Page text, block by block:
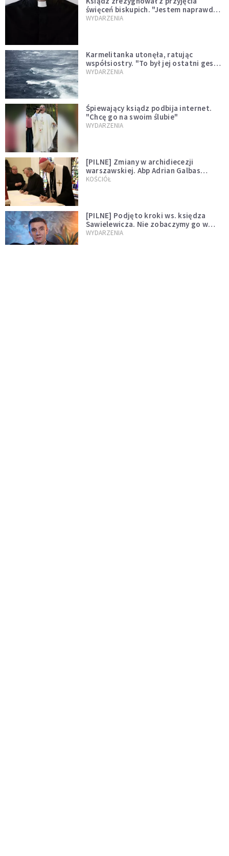
święceń biskupich. "Jestem naprawdę
niegodny"
WYDARZENIA
Karmelitanka utonęła, ratując
współsiostry. "To był jej ostatni gest
miłości"
WYDARZENIA
Śpiewający ksiądz podbija internet.
"Chcę go na swoim ślubie"
WYDARZENIA
[PILNE] Zmiany w archidiecezji
warszawskiej. Abp Adrian Galbas
wręczył dekrety nowym proboszczom
KOŚCIÓŁ
[PILNE] Podjęto kroki ws. księdza
Sawielewicza. Nie zobaczymy go w
mediach
WYDARZENIA